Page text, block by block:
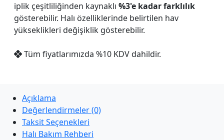
iplik çeşitliliğinden kaynaklı %3'e kadar farklılık
gösterebilir. Halı özelliklerinde belirtilen hav
yükseklikleri değişiklik gösterebilir.
Tüm fiyatlarımızda %10 KDV dahildir.
Açıklama
Değerlendirmeler (0)
Taksit Seçenekleri
Halı Bakım Rehberi